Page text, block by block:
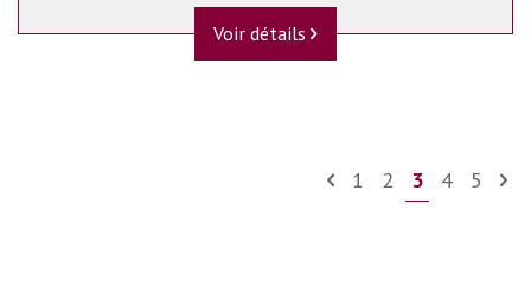
Voir détails
1 2 3 4 5